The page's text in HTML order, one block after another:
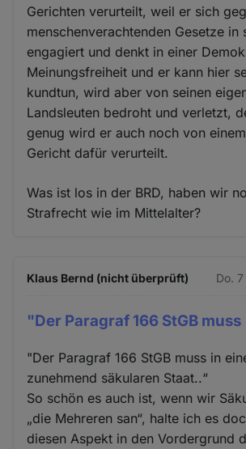
Gerichten verurteilt, weil er sich
menschenverachtenden Gesetze in
engagiert und denkt in einer
Meinungsfreiheit und er kann hier
kundtun, wird aber von seinen
Landsleuten bedroht und verletzt,
genug wird er auch noch von
Gericht dafür verurteilt.
Was ist los in der BRD, haben wir
Strafrecht wie im Mittelalter?
Klaus Bernd (nicht überprüft) Do.
"Der Paragraf 166 StGB muss
"Der Paragraf 166 StGB muss in
zunehmend säkularen Staat..“
So schön es auch ist, wenn wir
„die Mehreren san“, halte ich es
diesen Aspekt in den Vordergrund